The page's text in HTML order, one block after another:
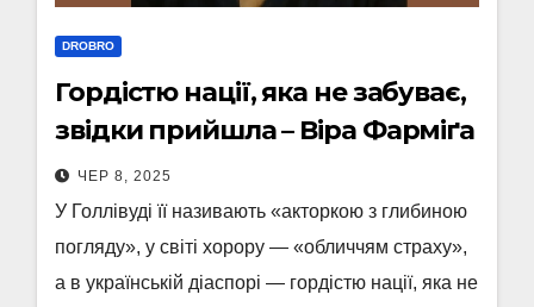
DROBRO
Гордістю нації, яка не забуває,
звідки прийшла – Віра Фарміґа
ЧЕР 8, 2025
У Голлівуді її називають «акторкою з глибиною
погляду», у світі хорору — «обличчям страху»,
а в українській діаспорі — гордістю нації, яка не